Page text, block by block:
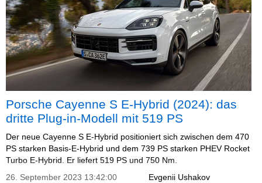
Porsche Cayenne S E-Hybrid (2024): das
dritte Plug-in-Modell mit 519 PS
Der neue Cayenne S E-Hybrid positioniert sich zwischen dem 470
PS starken Basis-E-Hybrid und dem 739 PS starken PHEV Rocket
Turbo E-Hybrid. Er liefert 519 PS und 750 Nm.
Evgenii Ushakov
26. September 2023 13:42:00